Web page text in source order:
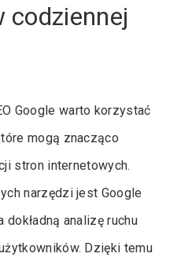
codziennej
Google warto korzystać
mogą znacząco
stron internetowych.
narzędzi jest Google
analizę ruchu
Dzięki temu